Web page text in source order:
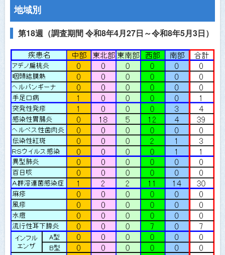
地域別
第18週（調査期間 令和8年4月27日～令和8年5月3日）